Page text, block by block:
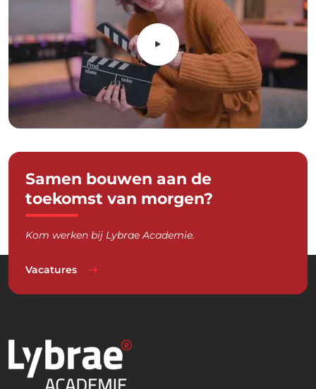
Samen bouwen aan de
toekomst van morgen?
Kom werken bij Lybrae Academie.
Vacatures